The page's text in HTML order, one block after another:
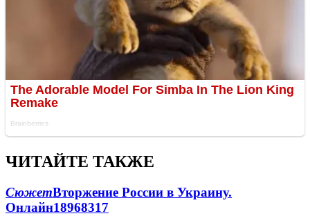
ЧИТАЙТЕ ТАКЖЕ
СюжетВторжение России в Украину.
Онлайн18968317